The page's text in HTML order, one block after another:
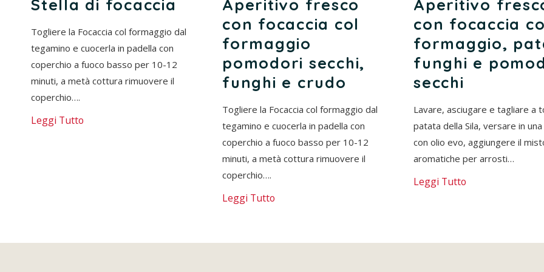
Stella di focaccia
Togliere la Focaccia col formaggio dal
tegamino e cuocerla in padella con
coperchio a fuoco basso per 10-12
minuti, a metà cottura rimuovere il
coperchio….
Leggi Tutto
Aperitivo fresco
con focaccia col
formaggio
pomodori secchi,
funghi e crudo
Togliere la Focaccia col formaggio dal
tegamino e cuocerla in padella con
coperchio a fuoco basso per 10-12
minuti, a metà cottura rimuovere il
coperchio….
Leggi Tutto
Aperitivo
con focaccia
formaggio,
funghi e
secchi
Lavare, asciugare e tagliare a
patata della Sila, versare in
con olio evo, aggiungere il
aromatiche per arrosti…
Leggi Tutto